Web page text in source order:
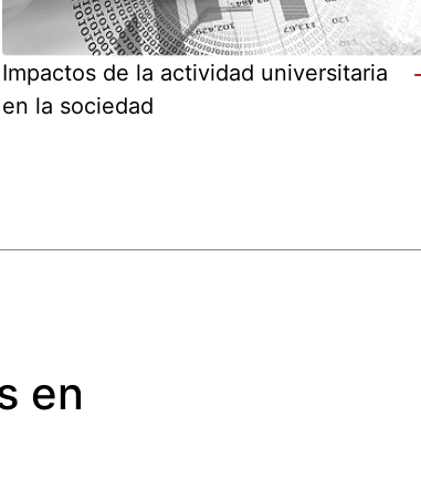
Impactos de la actividad universitaria
en la sociedad
en